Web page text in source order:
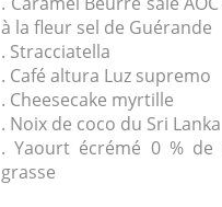
à la fleur sel de Guérande
. Stracciatella
. Café altura Luz supremo
. Cheesecake myrtille
. Noix de coco du Sri Lanka
. Yaourt écrémé 0 % de
grasse